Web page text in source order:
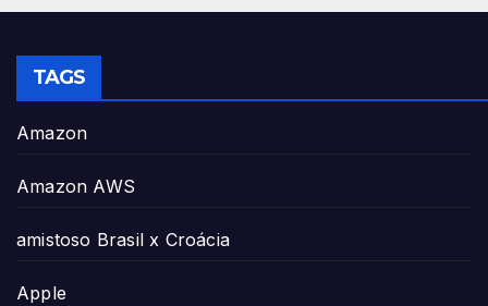
TAGS
Amazon
Amazon AWS
amistoso Brasil x Croácia
Apple